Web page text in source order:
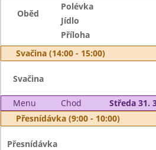
Oběd
Polévka
Jídlo
Příloha
Svačina (14:00 - 15:00)
Svačina
Menu Chod
Středa 31.
Přesnídávka (9:00 - 10:00)
Přesnídávka